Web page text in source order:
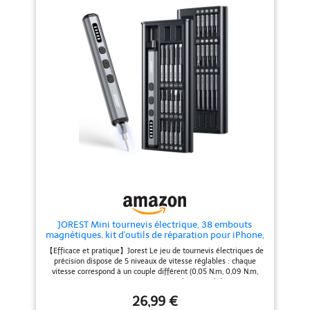
l'importance de protéger votre
port d'alimentation de l'eau et de
la poussière. C'est pourquoi notre
jeu de douilles est livré avec un
couvercle de protection en
caoutchouc supplémentaire. Ce
couvercle agit comme un
bouclier, gardant vos connexions
propres et sécurisées.
Compatibilité améliorée : Notre
jeu de prises XT60 est conçu
pour être compatible avec une
large gamme de connecteurs
mâles XT60 d'origine. Que vous
existants. Le produit comprend :
fiches mâles XT60H, 2 bouchons
anti-poussière, 4 vis, 4 écrous.
montrer : ce projet est doté de
connaissances de base
approfondies sur les drones. Il
vous permet d'acquérir des
connaissances plus approfondies
sur les drones pendant le
processus d'assemblage, ce qui
vous permet de vous vanter avec
plus de confiance en vous et
d'attirer plus d'admiration des
autres. 3. Expérience de vol
multifonctionnelle : Il offre cinq
fonctionnalités de vol
incroyables : roulement à 360°,
décollage et atterrissage en un
de réaliser facilement des
spectacles aériens au bureau ou
fonctionnement : 5/5 (la capacité
à voler nécessite de la pratique).
4. Vol sans souci : Des hélices de
assurer de pouvoir les remplacer
JOREST Mini tournevis électrique, 38 embouts
magnétiques, kit d'outils de réparation pour iPhone,
ordinateur portable, drone, console de jeux,
appareil photo, lunettes, montres, jouets
【Efficace et pratique】Jorest Le jeu de tournevis électriques de
précision dispose de 5 niveaux de vitesse réglables : chaque
vitesse correspond à un couple différent (0,05 N.m, 0,09 N.m,
0,12 N.m, 0,15 N.m, 0,2 N.m) et un couple manuel de 5 N.m, ce
vos besoins en matière de couple pour réparer différents objets.
26,99 €